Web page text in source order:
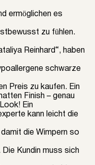
ermöglichen es
zu fühlen.
Reinhard“, haben
schwarze
Preis zu kaufen. Ein
Finish – genau
Ein
kann leicht die
die Wimpern so
Kundin muss sich